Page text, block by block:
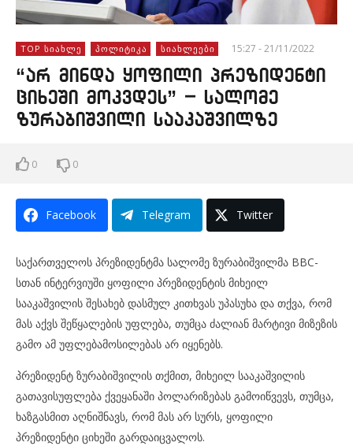
TOP ᲡᲘᲐᲮᲚᲔ ᲞᲝᲚᲘᲢᲘᲙᲐ ᲡᲘᲐᲮᲚᲔᲔᲑᲘ 15:27 - 21/11/2022
“არ მინდა ყოფილი პრეზიდენტი
ციხეში მოკვდეს” – სალომე
ზურაბიშვილი სააკაშვილზე
0 0
Facebook Telegram Twitter
საქართველოს პრეზიდენტმა სალომე ზურაბიშვილმა BBC-
სთან ინტერვიუში ყოფილი პრეზიდენტის მიხეილ
სააკაშვილის შესახებ დასმულ კითხვას უპასუხა და თქვა, რომ
მას აქვს შეწყალების უფლება, თუმცა ძალიან მარტივი მიზეზის
გამო ამ უფლებამოსილებას არ იყენებს.
პრეზიდენტ ზურაბიშვილის თქმით, მიხეილ სააკაშვილის
გათავისუფლება ქვეყანაში პოლარიზებას გამოიწვევს, თუმცა,
ხაზგასმით აღნიშნავს, რომ მას არ სურს, ყოფილი
პრეზიდენტი ციხეში გარდაიცვალოს.